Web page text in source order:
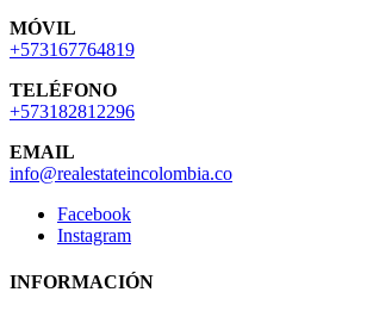
MÓVIL
+573167764819
TELÉFONO
+573182812296
EMAIL
info@realestateincolombia.co
Facebook
Instagram
INFORMACIÓN